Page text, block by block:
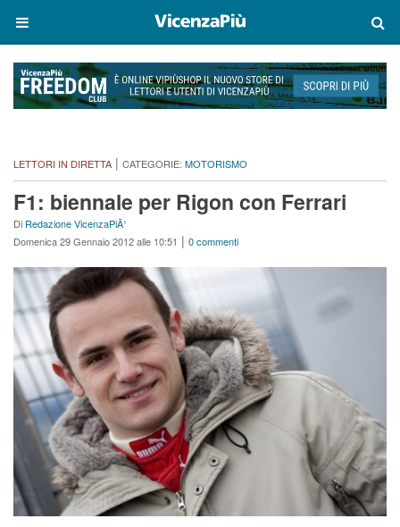
LETTORI IN DIRETTA | CATEGORIE: MOTORISMO
F1: biennale per Rigon con Ferrari
Di Redazione VicenzaPiÃ¹
Domenica 29 Gennaio 2012 alle 10:51 | 0 commenti